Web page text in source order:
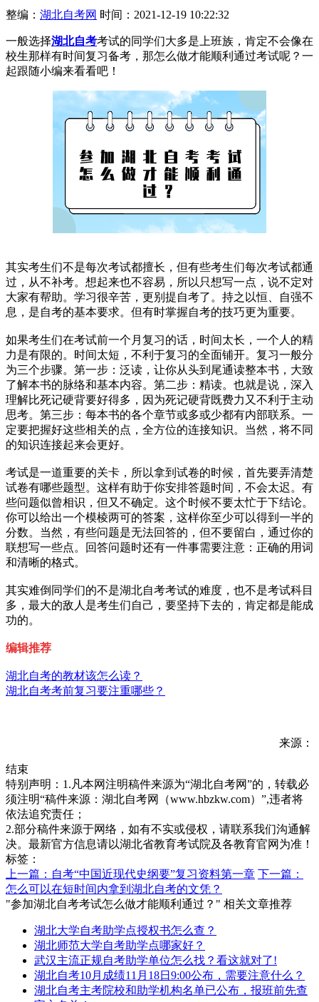
整编： 湖北自考网 时间：2021-12-19 10:22:32
一般选择湖北自考考试的同学们大多是上班族，肯定不会像在
校生那样有时间复习备考，那怎么做才能顺利通过考试呢？一
起跟随小编来看看吧！
其实考生们不是每次考试都擅长，但有些考生们每次考试都通
过，从不补考。想起来也不容易，所以只想写一点，说不定对
大家有帮助。学习很辛苦，更别提自考了。持之以恒、自强不
息，是自考的基本要求。但有时掌握自考的技巧更为重要。
如果考生们在考试前一个月复习的话，时间太长，一个人的精
力是有限的。时间太短，不利于复习的全面铺开。复习一般分
为三个步骤。第一步：泛读，让你从头到尾通读整本书，大致
了解本书的脉络和基本内容。第二步：精读。也就是说，深入
理解比死记硬背要好得多，因为死记硬背既费力又不利于主动
思考。第三步：每本书的各个章节或多或少都有内部联系。一
定要把握好这些相关的点，全方位的连接知识。当然，将不同
的知识连接起来会更好。
考试是一道重要的关卡，所以拿到试卷的时候，首先要弄清楚
试卷有哪些题型。这样有助于你安排答题时间，不会太迟。有
些问题似曾相识，但又不确定。这个时候不要太忙于下结论。
你可以给出一个模棱两可的答案，这样你至少可以得到一半的
分数。当然，有些问题是无法回答的，但不要留白，通过你的
联想写一些点。回答问题时还有一件事需要注意：正确的用词
和清晰的格式。
其实难倒同学们的不是湖北自考考试的难度，也不是考试科目
多，最大的敌人是考生们自己，要坚持下去的，肯定都是能成
功的。
编辑推荐
湖北自考的教材该怎么读？
湖北自考考前复习要注重哪些？
来源：
结束
特别声明：1.凡本网注明稿件来源为“湖北自考网”的，转载必
须注明“稿件来源：湖北自考网（www.hbzkw.com）”,违者将
依法追究责任；
2.部分稿件来源于网络，如有不实或侵权，请联系我们沟通解
决。最新官方信息请以湖北省教育考试院及各教育官网为准！
标签：
上一篇：自考“中国近现代史纲要”复习资料第一章 下一篇：
怎么可以在短时间内拿到湖北自考的文凭？
"参加湖北自考考试怎么做才能顺利通过？" 相关文章推荐
湖北大学自考助学点授权书怎么查？
湖北师范大学自考助学点哪家好？
武汉主流正规自考助学单位怎么找？看这就对了!
湖北自考10月成绩11月18日9:00公布，需要注意什么？
湖北自考主考院校和助学机构名单已公布，报班前先查